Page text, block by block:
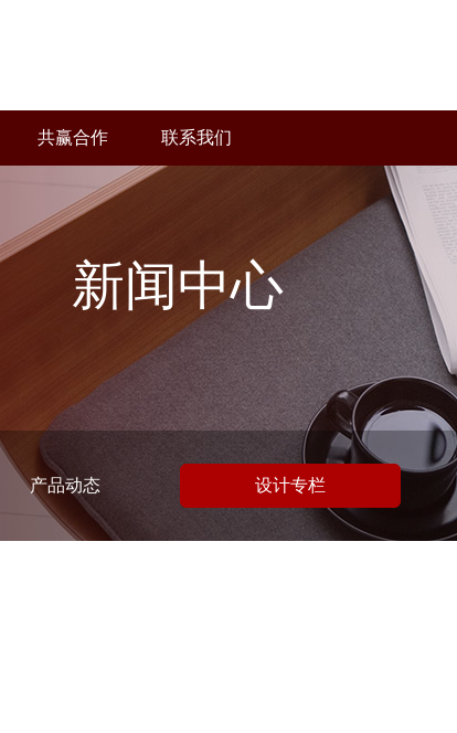
共赢合作 联系我们
新闻中心
产品动态 设计专栏